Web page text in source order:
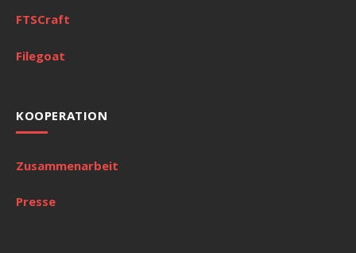
FTSCraft
Filegoat
KOOPERATION
Zusammenarbeit
Presse